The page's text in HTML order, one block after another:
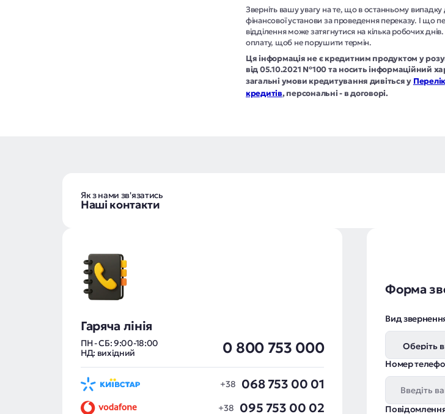
Зверніть вашу увагу на те, що в останньому випадку
фінансової установи за проведення переказу. І що
відділення може затягнутися на кілька робочих
оплату, щоб не порушити термін.
Ця інформація не є кредитним продуктом у
від 05.10.2021 №100 та носить інформаційний
загальні умови кредитування дивіться у
кредитів, персональні - в договорі.
Як з нами зв'язатись
Наші контакти
Гаряча лінія
ПН - СБ: 9:00-18:00
НД: вихідний
0 800 753 000
068 753 00 01
095 753 00 02
Форма
Вид
Номер